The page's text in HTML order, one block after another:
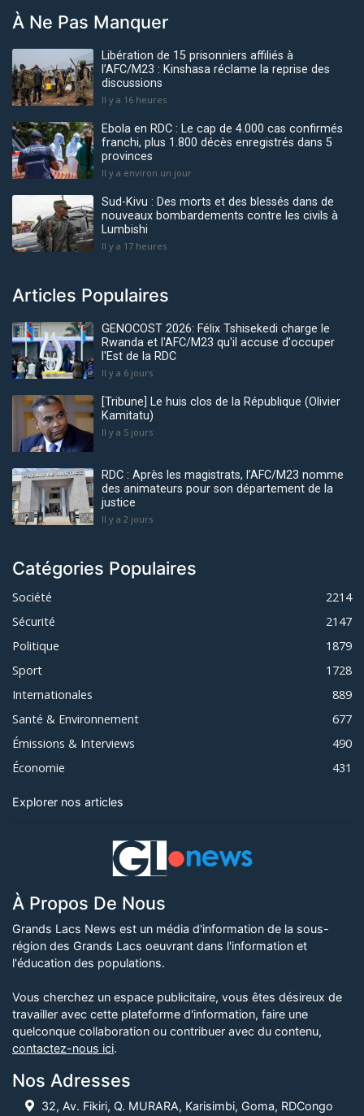
À Ne Pas Manquer
Libération de 15 prisonniers affiliés à
l’AFC/M23 : Kinshasa réclame la reprise des
discussions
Il y a 16 heures
Ebola en RDC : Le cap de 4.000 cas confirmés
franchi, plus 1.800 décès enregistrés dans 5
provinces
Il y a environ un jour
Sud-Kivu : Des morts et des blessés dans de
nouveaux bombardements contre les civils à
Lumbishi
Il y a 17 heures
Articles Populaires
GENOCOST 2026: Félix Tshisekedi charge le
Rwanda et l'AFC/M23 qu'il accuse d'occuper
l'Est de la RDC
Il y a 6 jours
[Tribune] Le huis clos de la République (Olivier
Kamitatu)
Il y a 5 jours
RDC : Après les magistrats, l’AFC/M23 nomme
des animateurs pour son département de la
justice
Il y a 2 jours
Catégories Populaires
Société
2214
Sécurité
2147
Politique
1879
Sport
1728
Internationales
889
Santé & Environnement
677
Émissions & Interviews
490
Économie
431
Explorer nos articles
À Propos De Nous
Grands Lacs News est un média d'information de la sous-
région des Grands Lacs oeuvrant dans l'information et
l'éducation des populations.
Vous cherchez un espace publicitaire, vous êtes désireux de
travailler avec cette plateforme d'information, faire une
quelconque collaboration ou contribuer avec du contenu,
contactez-nous ici.
Nos Adresses
32, Av. Fikiri, Q. MURARA, Karisimbi, Goma, RDCongo